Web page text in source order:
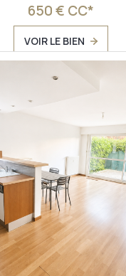
650 € CC*
VOIR LE BIEN